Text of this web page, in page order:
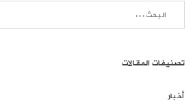
تصنيفات المقالات
أخبار